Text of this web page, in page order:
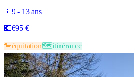
👦 9 - 13 ans
💶695 €
🐎​équitation🗺️​itinérance